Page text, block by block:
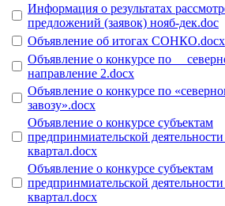
Информация о результатах
предложений (заявок) нояб-дек.doc
Объявление об итогах СОНКО.docx
Объявление о конкурсе по
направление 2.docx
Объявление о конкурсе по
завозу».docx
Объявление о конкурсе субъектам
предпринмиательской деятельности
квартал.docx
Объявление о конкурсе субъектам
предпринмиательской деятельности
квартал.docx